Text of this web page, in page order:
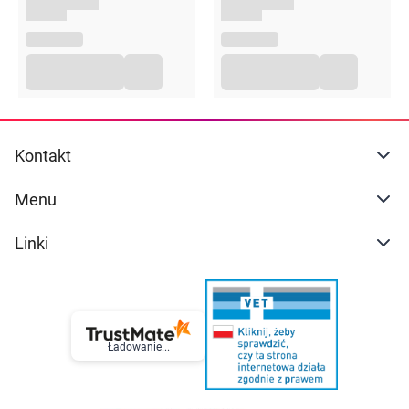
wydłużyć czas aplikacji do 45 minut łącznie.
Intensywność i trwałość koloryzacji zależy od
wyjściowego koloru, rodzaju i kondycji włosów.
Opakowanie
75g
Kontakt
Menu
Linki
Ładowanie...